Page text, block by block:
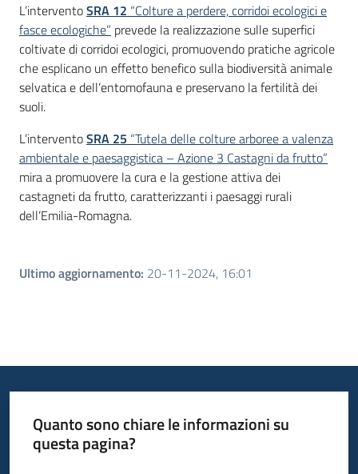
L’interventoSRA 12 “Colture a perdere, corridoi ecologici e
fasce ecologiche” prevede la realizzazione sulle superfici
coltivate di corridoi ecologici, promuovendo pratiche agricole
che esplicano un effetto benefico sulla biodiversità animale
selvatica e dell’entomofauna e preservano la fertilità dei
suoli.
L’interventoSRA 25 “Tutela delle colture arboree a valenza
ambientale e paesaggistica – Azione 3 Castagni da frutto”
mira a promuovere la cura e la gestione attiva dei
castagneti da frutto, caratterizzanti i paesaggi rurali
dell’Emilia-Romagna.
Ultimo aggiornamento: 20-11-2024, 16:01
Quanto sono chiare le informazioni su
questa pagina?